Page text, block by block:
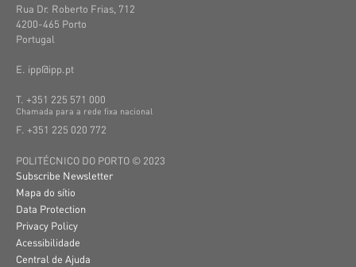
Rua Dr. Roberto Frias, 712
4200-465 Porto
Portugal
E. ipp@ipp.pt
T. +351 225 571 000
Chamada para a rede fixa nacional
F. +351 225 020 772
POLITÉCNICO DO PORTO © 2023
Subscribe Newsletter
Mapa do sítio
Data Protection
Privacy Policy
Acessibilidade
Central de Ajuda